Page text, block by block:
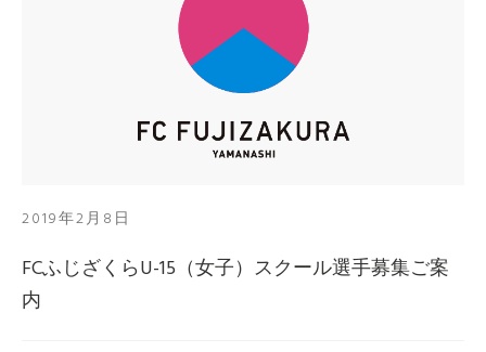
2019年2月8日
FCふじざくらU-15（女子）スクール選手募集ご案
内